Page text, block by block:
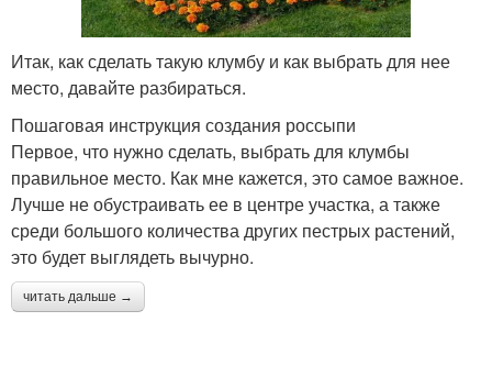
Итак, как сделать такую клумбу и как выбрать для нее
место, давайте разбираться.
Пошаговая инструкция создания россыпи
Первое, что нужно сделать, выбрать для клумбы
правильное место. Как мне кажется, это самое важное.
Лучше не обустраивать ее в центре участка, а также
среди большого количества других пестрых растений,
это будет выглядеть вычурно.
читать дальше →